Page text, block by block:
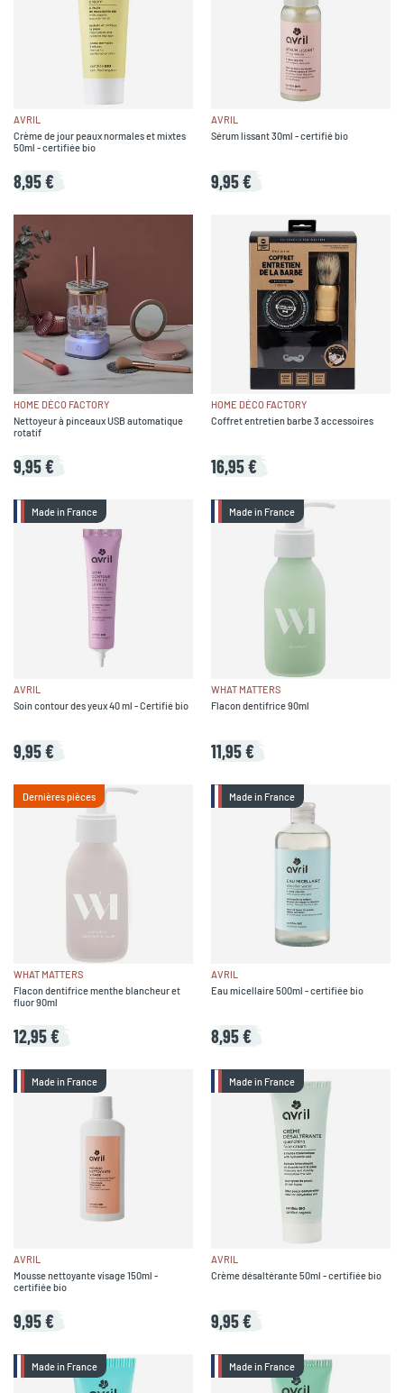
AVRIL
Crème de jour peaux normales et mixtes
50ml - certifiée bio
8,95 €
AVRIL
Sérum lissant 30ml - certifié bio
9,95 €
HOME DÉCO FACTORY
Nettoyeur à pinceaux USB automatique
rotatif
9,95 €
HOME DÉCO FACTORY
Coffret entretien barbe 3 accessoires
16,95 €
Made in France
AVRIL
Soin contour des yeux 40 ml - Certifié bio
9,95 €
Made in France
WHAT MATTERS
Flacon dentifrice 90ml
11,95 €
Dernières pièces
WHAT MATTERS
Flacon dentifrice menthe blancheur et
fluor 90ml
12,95 €
Made in France
AVRIL
Eau micellaire 500ml - certifiée bio
8,95 €
Made in France
AVRIL
Mousse nettoyante visage 150ml -
certifiée bio
9,95 €
Made in France
AVRIL
Crème désaltérante 50ml - certifiée bio
9,95 €
Made in France Made in France